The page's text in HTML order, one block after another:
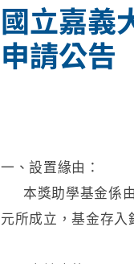
國立嘉義
申請公告
一、設置緣由：
本獎助學基金係由
元所成立，基金存入